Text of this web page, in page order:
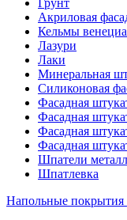
Грунт
Акриловая
Кельмы
Лазури
Лаки
Минеральная
Силиконовая
Фасадная
Фасадная
Фасадная
Фасадная
Шпатели
Шпатлевка
Напольные покрытия